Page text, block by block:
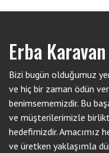
Erba Karavan
Bizi bugün olduğumuz
ve hiç bir zaman ödün
benimsememizdir. Bu
ve müşterilerimizle
hedefimizdir. Amacımız
ve üretken yaklaşımla